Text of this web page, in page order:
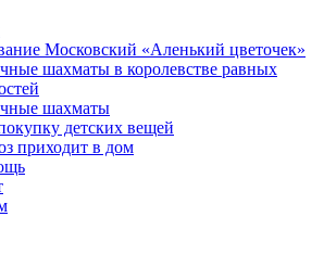
Московский «Аленький цветочек»
шахматы в королевстве равных
шахматы
детских вещей
приходит в дом